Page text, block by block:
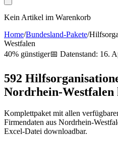
Kein Artikel im Warenkorb
Home/Bundesland-Pakete/
Westfalen
40% günstiger📅 Datenstand: 16.
592
Nordrhein-Westfalen
Komplettpaket mit allen
Firmendaten aus Nordrhein-
Excel-Datei downloadbar.